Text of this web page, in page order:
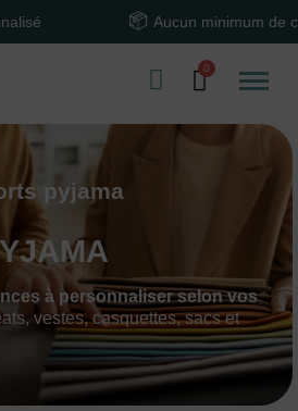
Aucun minimum de
pyjama
à personnaliser selon vos
vestes, casquettes, sacs et